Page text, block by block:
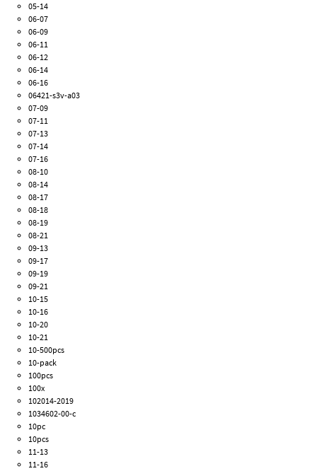
05-14
06-07
06-09
06-11
06-12
06-14
06-16
06421-s3v-a03
07-09
07-11
07-13
07-14
07-16
08-10
08-14
08-17
08-18
08-19
08-21
09-13
09-17
09-19
09-21
10-15
10-16
10-20
10-21
10-500pcs
10-pack
100pcs
100x
102014-2019
1034602-00-c
10pc
10pcs
11-13
11-16